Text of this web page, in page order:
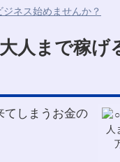
人まで稼げ
てしまうお金の